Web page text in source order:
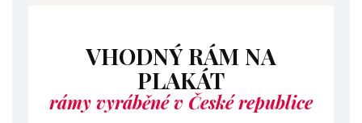
VHODNÝ RÁM NA
PLAKÁT
rámy vyráběné v České republice